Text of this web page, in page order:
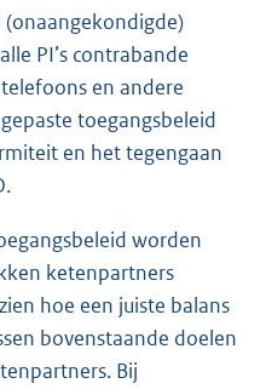
PI’s contrabande
en andere
toegangsbeleid
en het tegengaan
worden
ketenpartners
hoe een juiste balans
bovenstaande doelen
Bij